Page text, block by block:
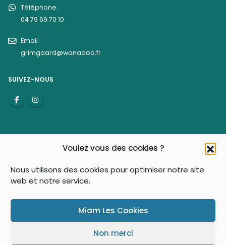
Voulez vous des cookies ?
Nous utilisons des cookies pour optimiser notre site
web et notre service.
Miam Les Cookies
Non merci
Téléphone :
04 79 69 70 10
Email :
grimgaard@wanadoo.fr
SUIVEZ-NOUS